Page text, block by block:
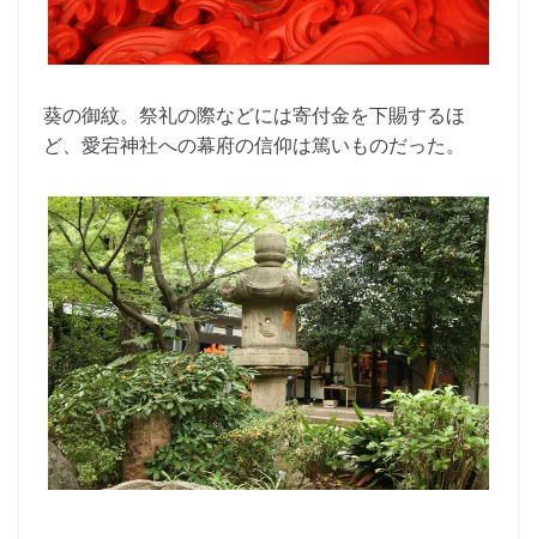
葵の御紋。祭礼の際などには寄付金を下賜するほ
ど、愛宕神社への幕府の信仰は篤いものだった。